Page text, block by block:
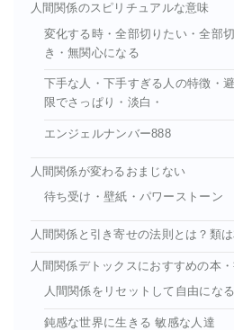
人間関係のスピリチュアルな意味
変化する時・全部切りたい・全部
き・無関心になる
下手な人・下手すぎる人の特徴・
限でさっぱり・淡白・
エンジェルナンバー888
人間関係が変わるおまじない
待ち受け・壁紙・パワーストーン
人間関係と引き寄せの法則とは？類
人間関係デトックスにおすすめの本
人間関係をリセットして自由にな
鈍感な世界に生きる 敏感な人達